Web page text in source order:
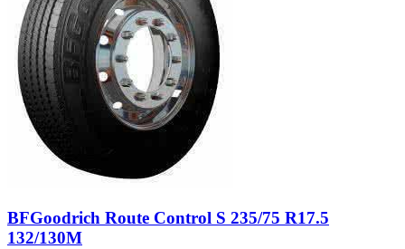
BFGoodrich Route Control S 235/75 R17.5
132/130M